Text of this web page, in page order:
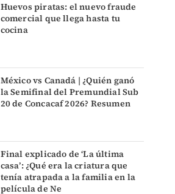
Huevos piratas: el nuevo fraude
comercial que llega hasta tu
cocina
México vs Canadá | ¿Quién ganó
la Semifinal del Premundial Sub
20 de Concacaf 2026? Resumen
Final explicado de ‘La última
casa’: ¿Qué era la criatura que
tenía atrapada a la familia en la
película de Ne